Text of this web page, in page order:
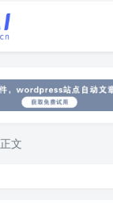
正文